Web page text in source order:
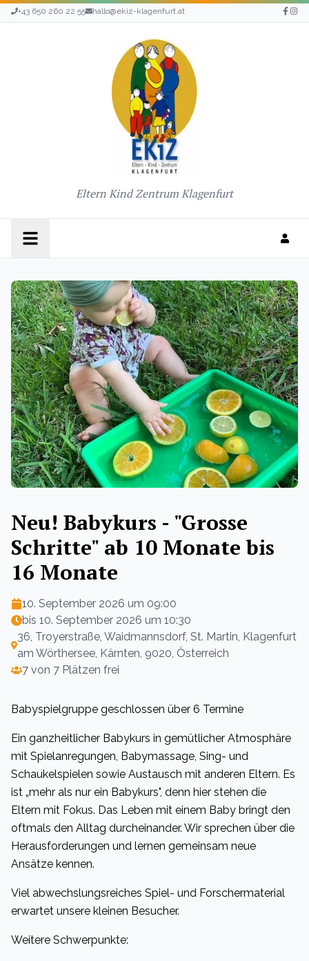
+43 650 260 22 55 hallo@ekiz-klagenfurt.at
Eltern Kind Zentrum Klagenfurt
Neu! Babykurs - "Grosse
Schritte" ab 10 Monate bis
16 Monate
10. September 2026 um 09:00
bis 10. September 2026 um 10:30
36, Troyerstraße, Waidmannsdorf, St. Martin, Klagenfurt
am Wörthersee, Kärnten, 9020, Österreich
7 von 7 Plätzen frei
Babyspielgruppe geschlossen über 6 Termine
Ein ganzheitlicher Babykurs in gemütlicher Atmosphäre
mit Spielanregungen, Babymassage, Sing- und
Schaukelspielen sowie Austausch mit anderen Eltern. Es
ist „mehr als nur ein Babykurs", denn hier stehen die
Eltern mit Fokus. Das Leben mit einem Baby bringt den
oftmals den Alltag durcheinander. Wir sprechen über die
Herausforderungen und lernen gemeinsam neue
Ansätze kennen.
Viel abwechslungsreiches Spiel- und Forschermaterial
erwartet unsere kleinen Besucher.
Weitere Schwerpunkte: